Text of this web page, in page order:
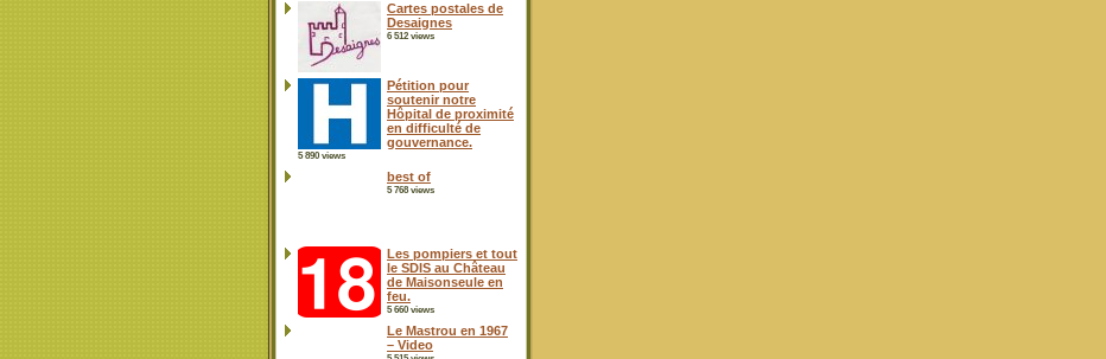
Cartes postales de
Desaignes
6 512 views
Pétition pour
soutenir notre
Hôpital de proximité
en difficulté de
gouvernance.
5 890 views
best of
5 768 views
Les pompiers et tout
le SDIS au Château
de Maisonseule en
feu.
5 660 views
Le Mastrou en 1967
– Video